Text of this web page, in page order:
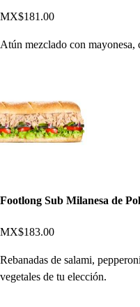
MX$181.00
Atún mezclado con mayonesa,
Footlong Sub Milanesa de
MX$183.00
Rebanadas de salami,
vegetales de tu elección.